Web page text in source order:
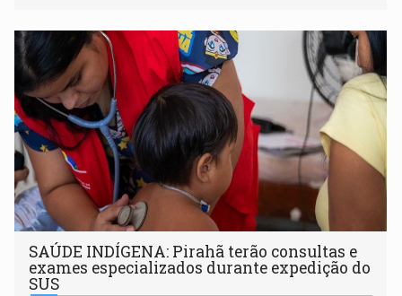
SAÚDE INDÍGENA: Pirahã terão consultas e
exames especializados durante expedição do
SUS